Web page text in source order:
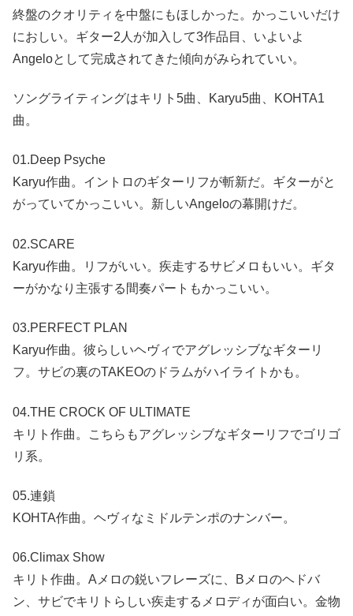
終盤のクオリティを中盤にもほしかった。かっこいいだけ
におしい。ギター2人が加入して3作品目、いよいよ
Angeloとして完成されてきた傾向がみられていい。
ソングライティングはキリト5曲、Karyu5曲、KOHTA1
曲。
01.Deep Psyche
Karyu作曲。イントロのギターリフが斬新だ。ギターがと
がっていてかっこいい。新しいAngeloの幕開けだ。
02.SCARE
Karyu作曲。リフがいい。疾走するサビメロもいい。ギタ
ーがかなり主張する間奏パートもかっこいい。
03.PERFECT PLAN
Karyu作曲。彼らしいヘヴィでアグレッシブなギターリ
フ。サビの裏のTAKEOのドラムがハイライトかも。
04.THE CROCK OF ULTIMATE
キリト作曲。こちらもアグレッシブなギターリフでゴリゴ
リ系。
05.連鎖
KOHTA作曲。ヘヴィなミドルテンポのナンバー。
06.Climax Show
キリト作曲。Aメロの鋭いフレーズに、Bメロのヘドバ
ン、サビでキリトらしい疾走するメロディが面白い。金物